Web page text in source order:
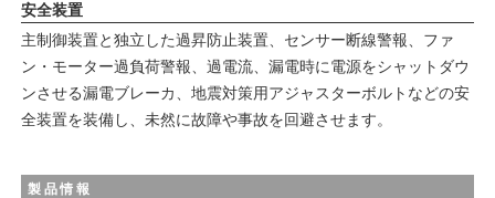
安全装置
主制御装置と独立した過昇防止装置、センサー断線警報、ファ
ン・モーター過負荷警報、過電流、漏電時に電源をシャットダウ
ンさせる漏電ブレーカ、地震対策用アジャスターボルトなどの安
全装置を装備し、未然に故障や事故を回避させます。
製品情報